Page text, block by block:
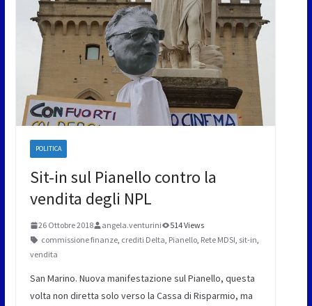
POLITICA
Sit-in sul Pianello contro la
vendita degli NPL
26 Ottobre 2018 angela.venturini
514 Views
commissione finanze, crediti Delta, Pianello, Rete MDSI, sit-in,
vendita
San Marino. Nuova manifestazione sul Pianello, questa
volta non diretta solo verso la Cassa di Risparmio, ma